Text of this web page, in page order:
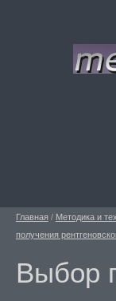
Главная / Методика и
получения
Выбор